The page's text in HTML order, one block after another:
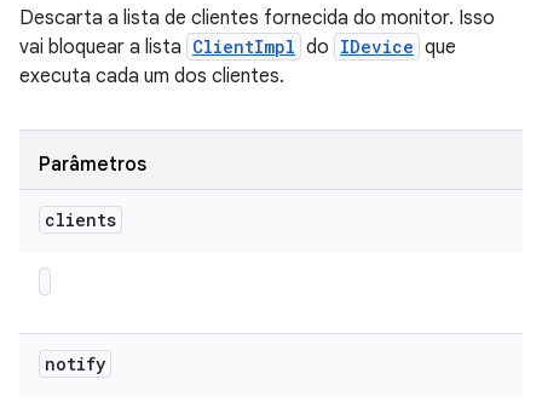
Descarta a lista de clientes fornecida do monitor. Isso
vai bloquear a lista ClientImpl do IDevice que
executa cada um dos clientes.
Parâmetros
clients
notify